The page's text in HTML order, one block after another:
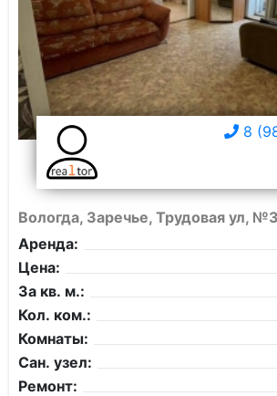
8
Вологда, Заречье, Трудовая ул, №3
Аренда:
Цена:
За кв. м.:
Кол. ком.:
Комнаты:
Сан. узел:
Ремонт: